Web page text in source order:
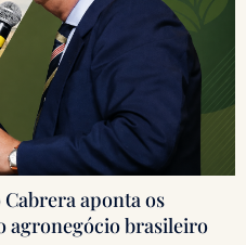
aponta os
agronegócio brasileiro